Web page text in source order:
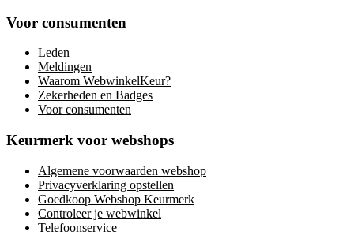
Voor consumenten
Leden
Meldingen
Waarom WebwinkelKeur?
Zekerheden en Badges
Voor consumenten
Keurmerk voor webshops
Algemene voorwaarden webshop
Privacyverklaring opstellen
Goedkoop Webshop Keurmerk
Controleer je webwinkel
Telefoonservice